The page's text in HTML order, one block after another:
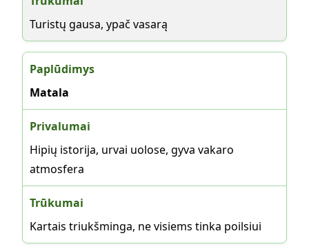
Turistų gausa, ypač vasarą
Matala
Hipių istorija, urvai uolose, gyva vakaro
atmosfera
Kartais triukšminga, ne visiems tinka poilsiui